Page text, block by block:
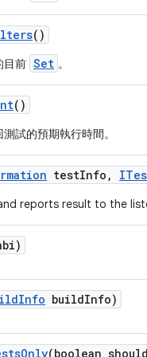
()
目前 Set 。
()
試的預期執行時間。
testInfo ,
reports result to the
Info buildInfo)
Only(boolean should